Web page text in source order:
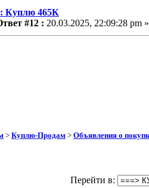
Куплю 465К
#12 : 20.03.2025, 22:09:28 pm »
> Куплю-Продам > Объявления о
Перейти в: